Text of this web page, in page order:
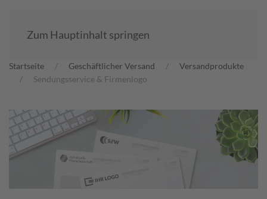
Zum Hauptinhalt springen
Startseite Geschäftlicher Versand
Versand­produkte
Sendungsservice & Firmenlogo